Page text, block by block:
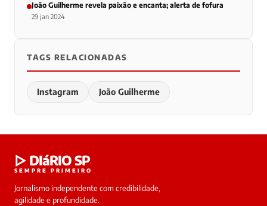
João Guilherme revela paixão e encanta; alerta de fofura
29 jan 2024
TAGS RELACIONADAS
Instagram João Guilherme
▷ DIáRIO SP
SEMPRE PRIMEIRO
Jornalismo independente com credibilidade,
agilidade e profundidade.